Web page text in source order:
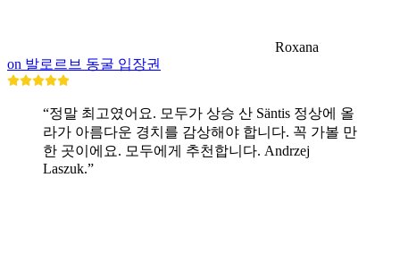
Roxana
on 발로르브 동굴 입장권
“정말 최고였어요. 모두가 상승 산 Säntis 정상에 올
라가 아름다운 경치를 감상해야 합니다. 꼭 가볼 만
한 곳이에요. 모두에게 추천합니다. Andrzej
Laszuk.”